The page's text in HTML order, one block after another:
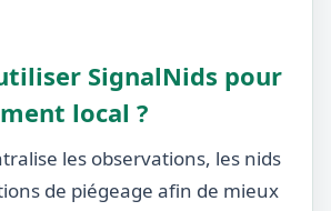
SignalNids pour
local ?
les observations, les nids
de piégeage afin de mieux